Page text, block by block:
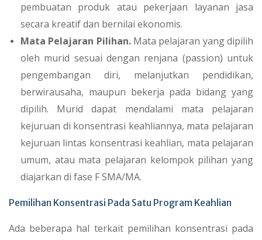
pembuatan produk atau pekerjaan layanan jasa
secara kreatif dan bernilai ekonomis.
Mata Pelajaran Pilihan.Mata pelajaran yang dipilih
oleh murid sesuai dengan renjana (passion) untuk
pengembangan diri, melanjutkan pendidikan,
berwirausaha, maupun bekerja pada bidang yang
dipilih. Murid dapat mendalami mata pelajaran
kejuruan di konsentrasi keahliannya, mata pelajaran
kejuruan lintas konsentrasi keahlian, mata pelajaran
umum, atau mata pelajaran kelompok pilihan yang
diajarkan di fase F SMA/MA.
Pemilihan Konsentrasi Pada Satu Program Keahlian
Ada beberapa hal terkait pemilihan konsentrasi pada